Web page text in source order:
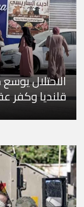
الاحتلال
قلنديا وكفر